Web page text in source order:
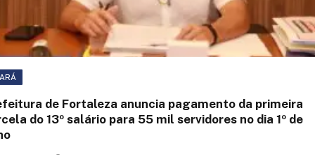
de Fortaleza anuncia pagamento da primeira
do 13º salário para 55 mil servidores no dia 1º de